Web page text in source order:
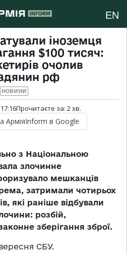
EN
іноземця
$100 тисяч:
очолив
рф
НОВИНИ
Прочитаєте за: 2хв.
АрміяInform в Google
з Національною
злочинне
мешканців
затримали чотирьох
які раніше відбували
розбій,
зберігання зброї.
СБУ.